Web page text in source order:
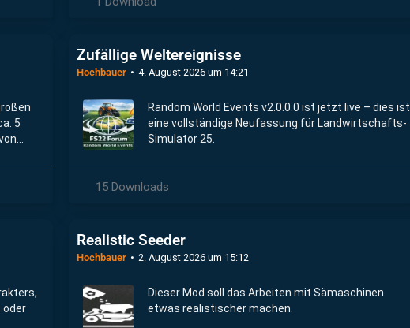
5
Zufällige Weltereignisse
Hochbauer 4. August 2026 um 14:21
Random World Events v2.0.0.0 ist jetzt live – dies ist
eine vollständige Neufassung für Landwirtschafts-
Simulator 25.
15 Downloads
oder
Realistic Seeder
Hochbauer 2. August 2026 um 15:12
Dieser Mod soll das Arbeiten mit Sämaschinen
etwas realistischer machen.